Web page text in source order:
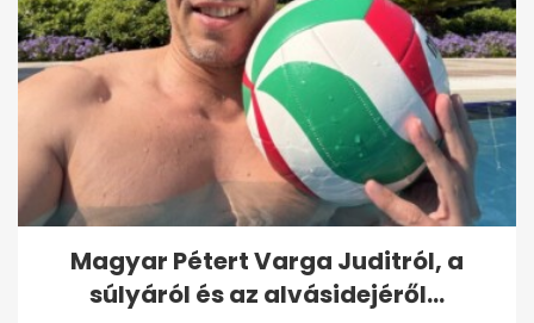
Magyar Pétert Varga Juditról, a
súlyáról és az alvásidejéről...